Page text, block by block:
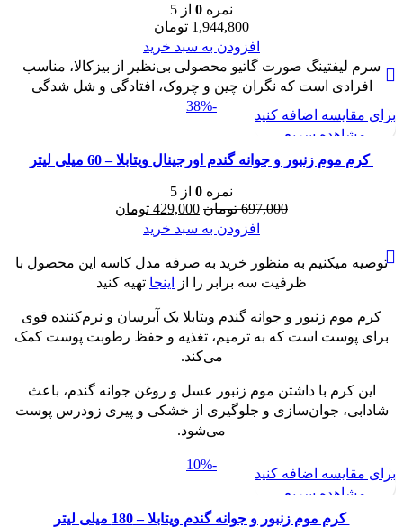
نمره 0 از 5
1,944,800 تومان
افزودن به سبد خرید
سرم ليفتينگ صورت گاتیو محصولی بی‌نظیر از بیزکالا، مناسب
افرادی است که نگران چین و چروک، افتادگی و شل‌ شدگی
-38%
برای مقایسه اضافه کنید
مشاهده سریع
کرم موم زنبور و جوانه گندم اورجینال ویتابلا – 60 میلی لیتر
نمره 0 از 5
697,000 تومان قیمت
اصلی:
بود.
429,000 تومان
افزودن به سبد خرید
توصیه میکنیم به منظور خرید به صرفه مدل کاسه این محصول با
ظرفیت سه برابر را از
اینجا تهیه کنید
کرم موم زنبور و جوانه گندم ویتابلا یک آبرسان و نرم‌کننده قوی
برای پوست است که به ترمیم، تغذیه و حفظ رطوبت پوست کمک
می‌کند.
این کرم با داشتن موم زنبور عسل و روغن جوانه گندم، باعث
شادابی، جوان‌سازی و جلوگیری از خشکی و پیری زودرس پوست
می‌شود.
-10%
برای مقایسه اضافه کنید
مشاهده سریع
کرم موم زنبور و جوانه گندم ویتابلا – 180 میلی لیتر